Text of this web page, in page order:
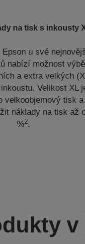
na tisk s inkousty
Epson u své
nabízí možnost
a extra velkých
Velikost XL
velkoobjemový tisk a
náklady na tisk až
%2.
v